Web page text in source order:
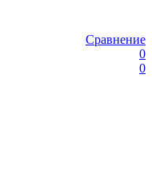
Сравнение
0
0